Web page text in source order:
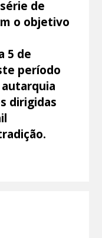
de
o objetivo
5 de
período
dirigidas